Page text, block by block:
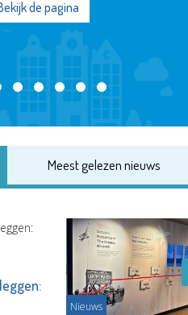
de pagina
Meest gelezen nieuws
Nieuws